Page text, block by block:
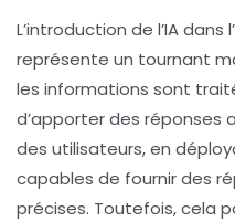
L’introduction de l’IA
représente un tournant
les informations sont
d’apporter des réponses
des utilisateurs, en
capables de fournir des
précises. Toutefois, cela